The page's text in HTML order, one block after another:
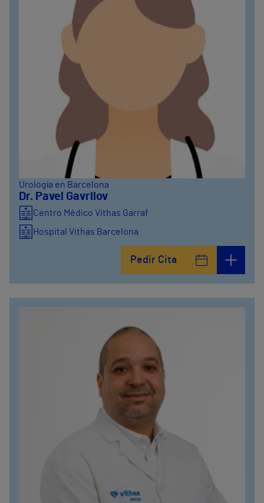
Urología en Barcelona
Dr. Pavel Gavrilov
Centro Médico Vithas Garraf
Hospital Vithas Barcelona
Pedir Cita